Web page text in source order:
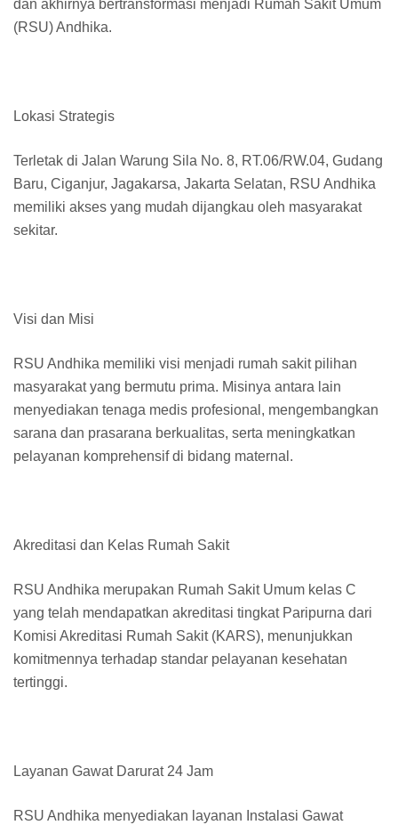
dan akhirnya bertransformasi menjadi Rumah Sakit Umum
(RSU) Andhika.
Lokasi Strategis
Terletak di Jalan Warung Sila No. 8, RT.06/RW.04, Gudang
Baru, Ciganjur, Jagakarsa, Jakarta Selatan, RSU Andhika
memiliki akses yang mudah dijangkau oleh masyarakat
sekitar.
Visi dan Misi
RSU Andhika memiliki visi menjadi rumah sakit pilihan
masyarakat yang bermutu prima. Misinya antara lain
menyediakan tenaga medis profesional, mengembangkan
sarana dan prasarana berkualitas, serta meningkatkan
pelayanan komprehensif di bidang maternal.
Akreditasi dan Kelas Rumah Sakit
RSU Andhika merupakan Rumah Sakit Umum kelas C
yang telah mendapatkan akreditasi tingkat Paripurna dari
Komisi Akreditasi Rumah Sakit (KARS), menunjukkan
komitmennya terhadap standar pelayanan kesehatan
tertinggi.
Layanan Gawat Darurat 24 Jam
RSU Andhika menyediakan layanan Instalasi Gawat